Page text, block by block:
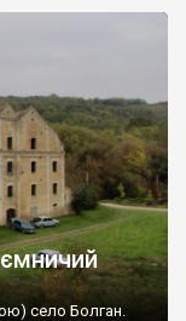
село Болган.